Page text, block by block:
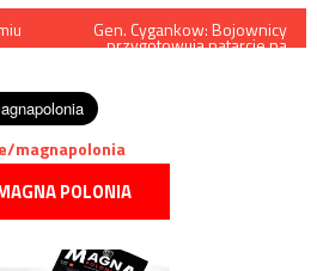
Gen. Cygankow: Bojownicy
przygotowują natarcie na
magnapolonia
POLONIA